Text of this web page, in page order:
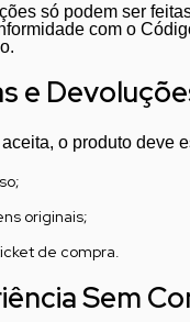
só podem ser
com o
e
o produto deve
originais;
de compra.
Sem